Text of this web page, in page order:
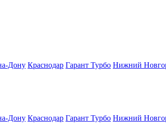
Дону Краснодар Гарант Турбо Нижний
Дону Краснодар Гарант Турбо Нижний